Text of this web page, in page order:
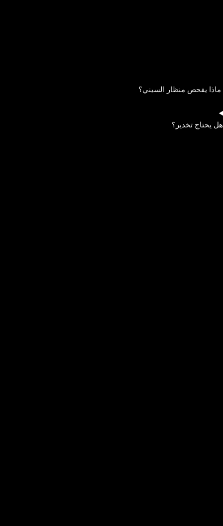
ماذا يفحص منظار السيني؟
هل يحتاج تخدير؟